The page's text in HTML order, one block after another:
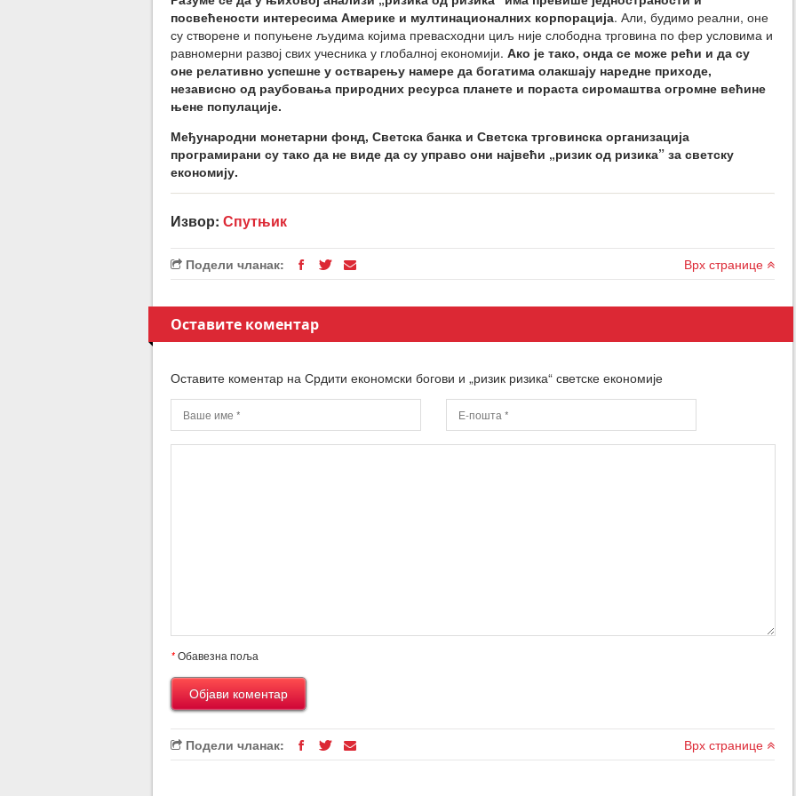
посвећености интересима Америке и мултинационалних корпорација. Али, будимо реални, оне
су створене и попуњене људима којима превасходни циљ није слободна трговина по фер условима и
равномерни развој свих учесника у глобалној економији. Ако је тако, онда се може рећи и да су
оне релативно успешне у остварењу намере да богатима олакшају наредне приходе,
независно од раубовања природних ресурса планете и пораста сиромаштва огромне већине
њене популације.
Међународни монетарни фонд, Светска банка и Светска трговинска организација
програмирани су тако да не виде да су управо они највећи „ризик од ризика” за светску
економију.
Извор: Спутњик
Подели чланак: Врх странице
Оставите коментар
Оставите коментар на Срдити економски богови и „ризик ризика“ светске економије
*Обавезна поља
Подели чланак: Врх странице